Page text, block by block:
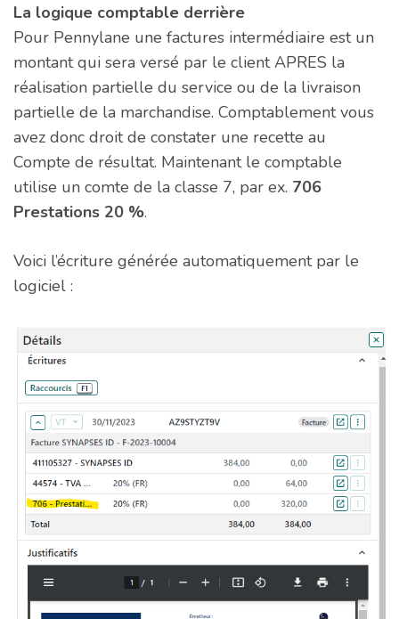
La logique comptable derrière
Pour Pennylane une factures intermédiaire est un
montant qui sera versé par le client APRES la
réalisation partielle du service ou de la livraison
partielle de la marchandise. Comptablement vous
avez donc droit de constater une recette au
Compte de résultat. Maintenant le comptable
utilise un comte de la classe 7, par ex. 706
Prestations 20 %.
Voici l’écriture générée automatiquement par le
logiciel :